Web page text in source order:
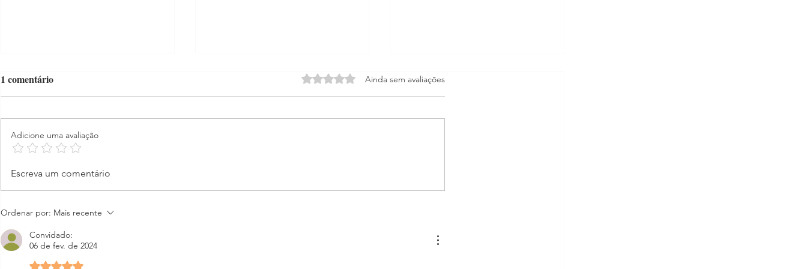
Sebastião Públio Dias da Silva:
o ex-líbris de um quixote
Revista Quatro Cinco Um
ou carimbo?
1 comentário Avaliado com 0 de 5 estrelas.
Ainda sem avaliações
Adicione uma avaliação
Escreva um comentário
Ordenar por: Mais recente
Convidado:
06 de fev. de 2024